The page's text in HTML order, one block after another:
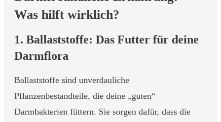
Was hilft wirklich?
1. Ballaststoffe: Das Futter für deine
Darmflora
Ballaststoffe sind unverdauliche
Pflanzenbestandteile, die deine „guten“
Darmbakterien füttern. Sie sorgen dafür, dass die